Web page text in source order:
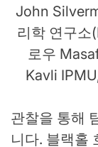
John
리학 연구소
로우
Kavli
관찰을 통해
니다. 블랙홀